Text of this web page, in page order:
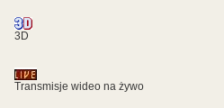
3D
Transmisje wideo na żywo